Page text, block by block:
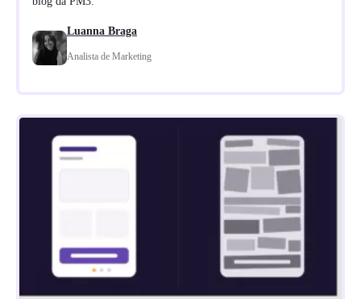
Luanna Braga
Analista de Marketing